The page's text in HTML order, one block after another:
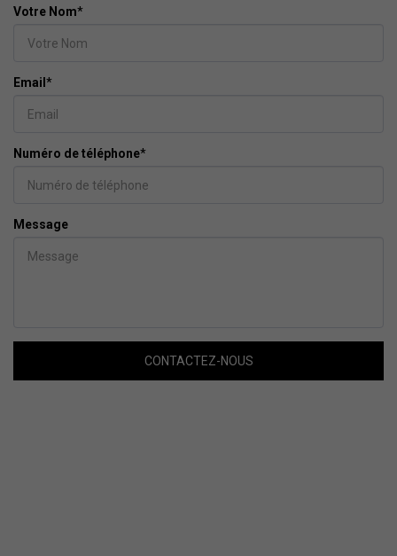
Votre Nom*
Email *
Numéro de téléphone*
Message
CONTACTEZ-NOUS